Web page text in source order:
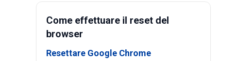
Come effettuare il reset del
browser
Resettare Google Chrome